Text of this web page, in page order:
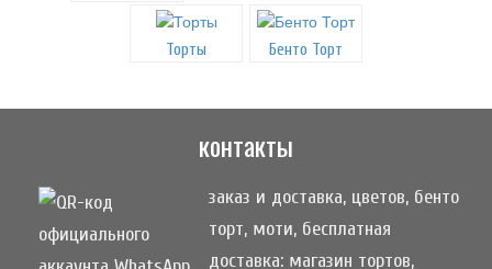
Торты Бенто Торт
контакты
заказ и доставка, цветов, бенто
торт, моти, бесплатная
доставка: магазин тортов,